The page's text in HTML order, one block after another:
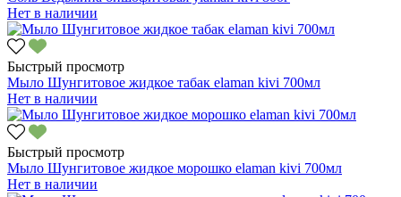
Нет в наличии
Быстрый просмотр
Мыло Шунгитовое жидкое табак elaman kivi 700мл
Нет в наличии
Быстрый просмотр
Мыло Шунгитовое жидкое морошко elaman kivi 700мл
Нет в наличии